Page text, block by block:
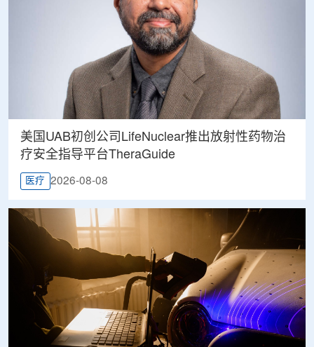
美国UAB初创公司LifeNuclear推出放射性药物治
疗安全指导平台TheraGuide
医疗 2026-08-08